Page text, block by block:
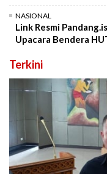
NASIONAL
Link Resmi
Upacara Bendera
Terkini